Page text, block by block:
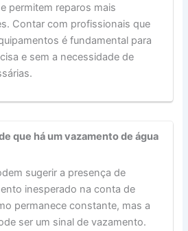
permitem reparos mais
Contar com profissionais que
é fundamental para
e sem a necessidade de
que há um vazamento de água
sugerir a presença de
inesperado na conta de
permanece constante, mas a
ser um sinal de vazamento.